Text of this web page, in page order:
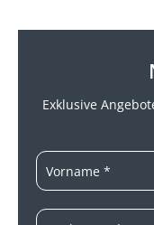
Exklusive